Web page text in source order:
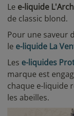
Le e-liquide
de classic blond.
Pour une saveur
le e-liquide La
Les e-liquides
marque est
chaque e-liquide
les abeilles.